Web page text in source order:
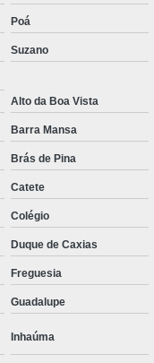
Poá
Suzano
Alto da Boa Vista
Barra Mansa
Brás de Pina
Catete
Colégio
Duque de Caxias
Freguesia
Guadalupe
Inhaúma